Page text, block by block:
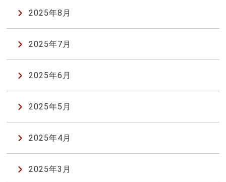
2025年8月
2025年7月
2025年6月
2025年5月
2025年4月
2025年3月